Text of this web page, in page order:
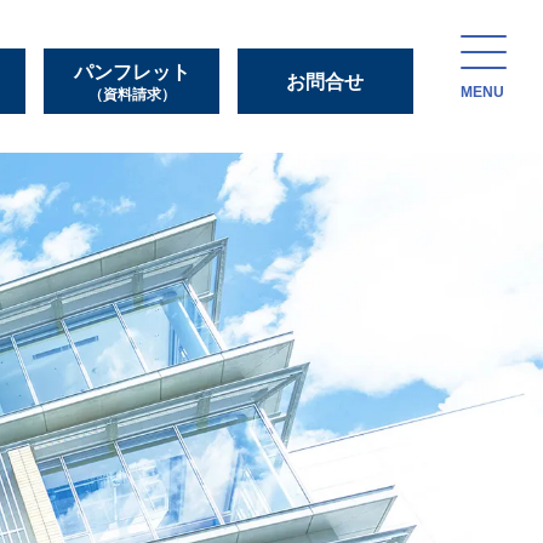
パンフレット
（資料請求）
お問合せ
MENU